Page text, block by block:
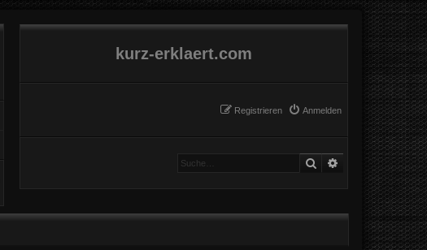
kurz-erklaert.com
Anmelden
Registrieren
Suche Erweiterte Suche